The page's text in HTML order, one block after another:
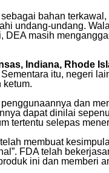
bahan
undang-undang.
masih
Indiana, Rhode
itu, negeri
ketum.
dan
dapat dinilai
tertentu selepas
membuat
FDA telah
ini dan memberi